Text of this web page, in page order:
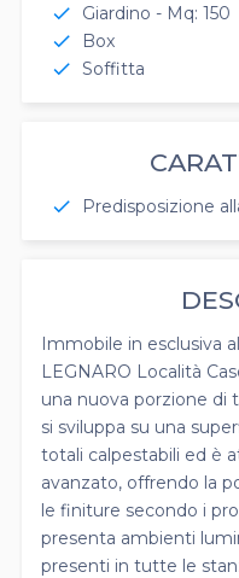
check
Giardino - Mq: 150
check
Box
check Soffitta
check Predisposizione
Immobile in esclusiva
LEGNARO Località
una nuova porzione di
si sviluppa su una
totali calpestabili ed è
avanzato, offrendo la
le finiture secondo i
presenta ambienti
presenti in tutte le